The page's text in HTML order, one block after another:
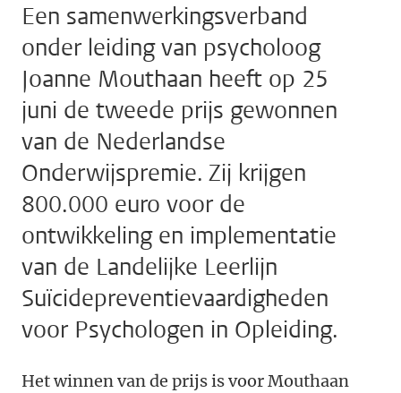
Een samenwerkingsverband
onder leiding van psycholoog
Joanne Mouthaan heeft op 25
juni de tweede prijs gewonnen
van de Nederlandse
Onderwijspremie. Zij krijgen
800.000 euro voor de
ontwikkeling en implementatie
van de Landelijke Leerlijn
Suïcidepreventievaardigheden
voor Psychologen in Opleiding.
Het winnen van de prijs is voor Mouthaan